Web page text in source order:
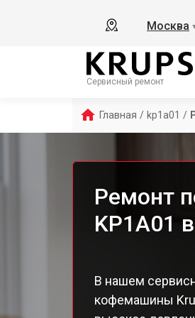
Москва
Сервисный ремонт
Главная / kp1a01 /
Ремонт
KP1A01
В нашем
кофемашины